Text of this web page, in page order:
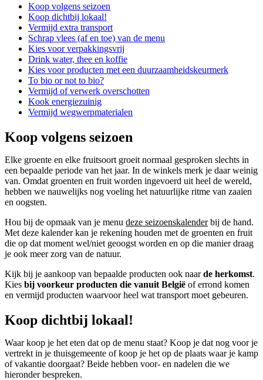
Koop volgens seizoen
Koop dichtbij lokaal!
Vermijd extra transport
Schrap vlees (af en toe) van de menu
Kies voor verpakkingsvrij
Drink water, thee en koffie
Kies voor producten met een duurzaamheidskeurmerk
To bio or not to bio?
Vermijd of verwerk overschotten
Kook energiezuinig
Vermijd wegwerpmaterialen
Koop volgens seizoen
Elke groente en elke fruitsoort groeit normaal gesproken slechts in
een bepaalde periode van het jaar. In de winkels merk je daar weinig
van. Omdat groenten en fruit worden ingevoerd uit heel de wereld,
hebben we nauwelijks nog voeling het natuurlijke ritme van zaaien
en oogsten.
Hou bij de opmaak van je menu deze seizoenskalenderbij de hand.
Met deze kalender kan je rekening houden met de groenten en fruit
die op dat moment wel/niet geoogst worden en op die manier draag
je ook meer zorg van de natuur.
Kijk bij je aankoop van bepaalde producten ook naarde herkomst.
Kies bij voorkeur producten die vanuit België of errond komen
en vermijd producten waarvoor heel wat transport moet gebeuren.
Koop dichtbij lokaal!
Waar koop je het eten dat op de menu staat? Koop je dat nog voor je
vertrekt in je thuisgemeente of koop je het op de plaats waar je kamp
of vakantie doorgaat? Beide hebben voor- en nadelen die we
hieronder bespreken.